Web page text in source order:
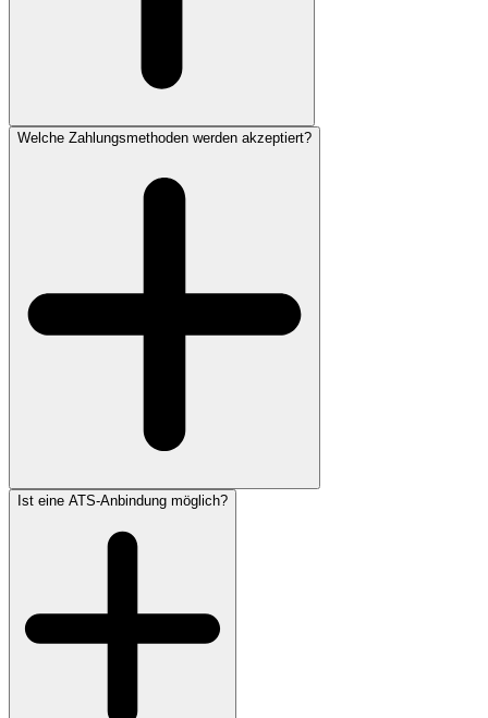
Welche Zahlungsmethoden werden akzeptiert?
Ist eine ATS-Anbindung möglich?